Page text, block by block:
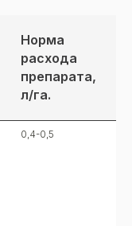
Норма
расхода
препарата,
л/га.
0,4-0,5